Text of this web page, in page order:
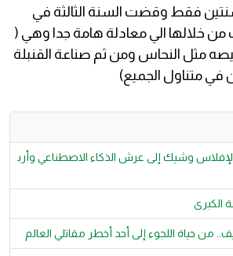
فقط وقضت السنة الثالثة في
خلالها الي معادلة هامة جدا وهي (
مثل النحاس ومن ثم صناعة القنبلة
في متناول الجميع)
وشيك إلى عرش الذكاء الاصطناعي وأرب
الكبرى
من حياة اللجوء إلى أحد أخطر مقاتلي العالم